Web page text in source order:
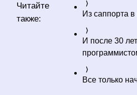
Читайте
также:
Из саппорта
И после 30
Все только